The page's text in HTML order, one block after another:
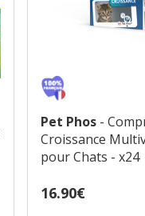
Pet Phos -
Croissance
pour Chats - x24
Prix
16.90€